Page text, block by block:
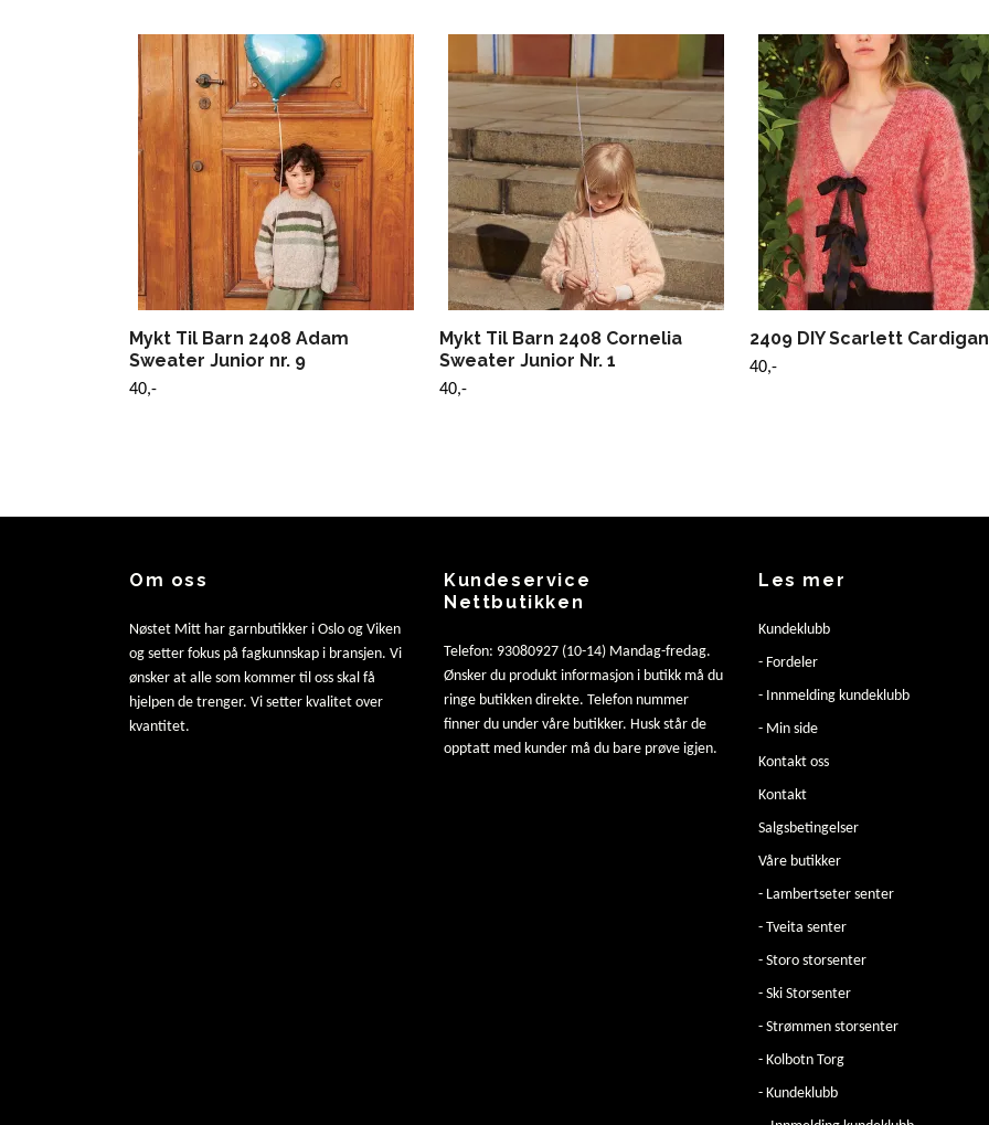
Mykt Til Barn 2408 Adam
Sweater Junior nr. 9
40,-
Mykt Til Barn 2408 Cornelia
Sweater Junior Nr. 1
40,-
2409 DIY Scarlett Cardigan
40,-
Om oss
Nøstet Mitt har garnbutikker i Oslo og Viken
og setter fokus på fagkunnskap i bransjen. Vi
ønsker at alle som kommer til oss skal få
hjelpen de trenger. Vi setter kvalitet over
kvantitet.
Kundeservice
Nettbutikken
Telefon: 93080927 (10-14) Mandag-fredag.
Ønsker du produkt informasjon i butikk må du
ringe butikken direkte. Telefon nummer
finner du under våre butikker. Husk står de
opptatt med kunder må du bare prøve igjen.
Les mer
Kundeklubb
- Fordeler
- Innmelding kundeklubb
- Min side
Kontakt oss
Kontakt
Salgsbetingelser
Våre butikker
- Lambertseter senter
- Tveita senter
- Storo storsenter
- Ski Storsenter
- Strømmen storsenter
- Kolbotn Torg
- Kundeklubb